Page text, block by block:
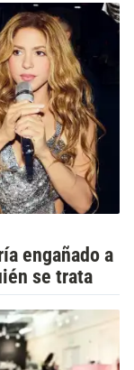
engañado a
se trata